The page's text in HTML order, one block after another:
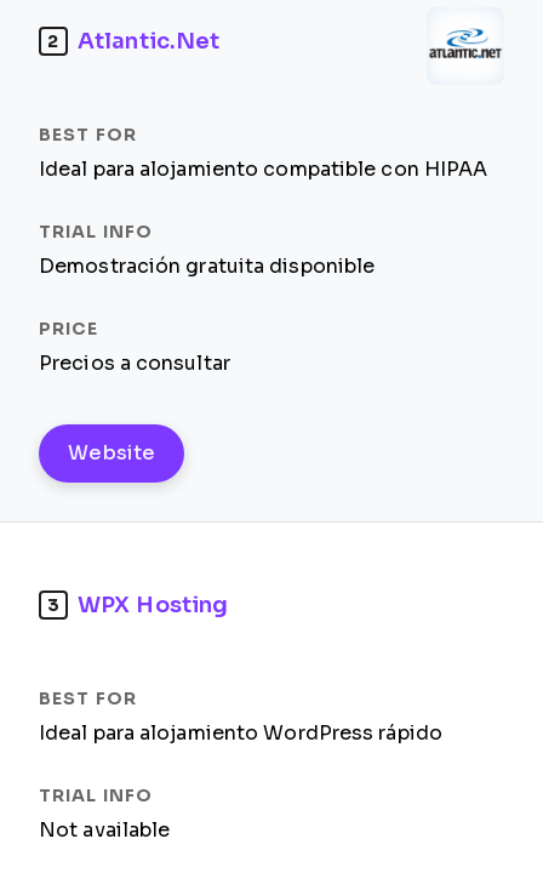
2 Atlantic.Net
Ideal para alojamiento compatible con HIPAA
Demostración gratuita disponible
Precios a consultar
Website
3 WPX Hosting
Ideal para alojamiento WordPress rápido
Not available